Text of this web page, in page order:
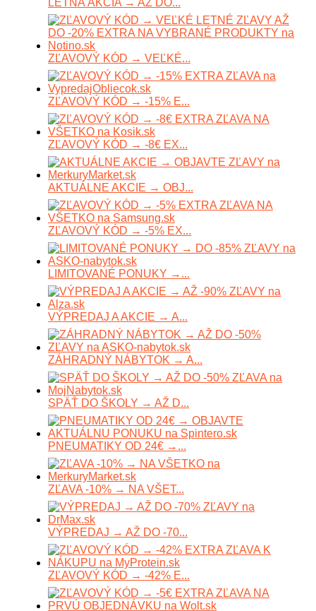
ZĽAVOVÝ KÓD → VEĽKÉ...
ZĽAVOVÝ KÓD → -15% E...
ZĽAVOVÝ KÓD → -8€ EX...
AKTUÁLNE AKCIE → OBJ...
ZĽAVOVÝ KÓD → -5% EX...
LIMITOVANÉ PONUKY →...
VÝPREDAJ A AKCIE → A...
ZÁHRADNÝ NÁBYTOK → A...
SPÄŤ DO ŠKOLY → AŽ D...
PNEUMATIKY OD 24€ →...
ZĽAVA -10% → NA VŠET...
VÝPREDAJ → AŽ DO -70...
ZĽAVOVÝ KÓD → -42% E...